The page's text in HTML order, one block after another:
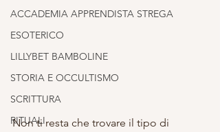
ACCADEMIA APPRENDISTA STREGA
ESOTERICO
LILLYBET BAMBOLINE
STORIA E OCCULTISMO
SCRITTURA
RITUALI
Non ti resta che trovare il tipo di